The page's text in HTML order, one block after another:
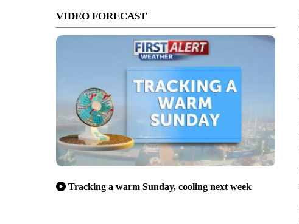
VIDEO FORECAST
Tracking a warm Sunday, cooling next week